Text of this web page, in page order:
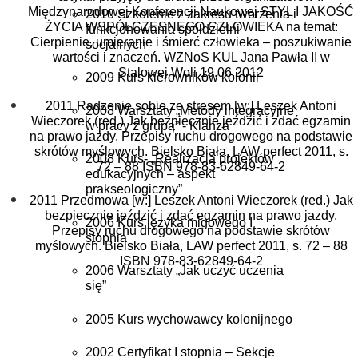
Międzynarodowej Konferencji Naukowej STYL I JAKOŚĆ
ŻYCIA WSPÓŁCZESNEGO CZŁOWIEKA na temat:
Cierpienie, umieranie i śmierć człowieka – poszukiwanie
wartości i znaczeń. WZNoS KUL Jana Pawła II w
Stalowej Woli 19.06.2012
2011 Radzenie sobie ze stresem [w:] Leszek Antoni
Wieczorek (red.) Jak bezpiecznie jeździć i zdać egzamin
na prawo jazdy. Przepisy ruchu drogowego na podstawie
skrótów myślowych. Bielsko Biała, LAW perfect 2011, s.
72 – 88 ISBN 978-83-62849-64-2
2011 Przedmowa [w:] Leszek Antoni Wieczorek (red.) Jak
bezpiecznie jeździć i zdać egzamin na prawo jazdy.
Przepisy ruchu drogowego na podstawie skrótów
myślowych. Bielsko Biała, LAW perfect 2011, s. 72 – 88
ISBN 978-83-62849-64-2
2010 Szkolenie z zakresu tworzenia i
funkcjonowania spółdzielni
socjalnych
2009 Kurs kierowników kolonii
2008 Warsztaty „Metody integracyjne
w pracy z grupą” - Klanza
2008 Kurs- „Realizacja projektów
edukacyjnych – aspekt
prakseologiczny”
2006 Kurs języka migowego I
stopnia
2006 Warsztaty „Jak uczyć uczenia
się”
2005 Kurs wychowawcy kolonijnego
2002 Certyfikat I stopnia – Sekcje